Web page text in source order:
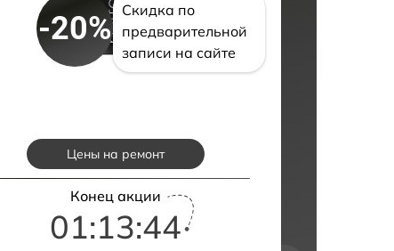
-20%
Скидка по
предварительной
записи на сайте
Цены на ремонт
Конец акции
01:13:43